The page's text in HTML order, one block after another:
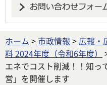
ホーム >市政情報 > 広報・
料 2024年度（令和6年度）
エネでコスト削減！！知っ
営」を開催します